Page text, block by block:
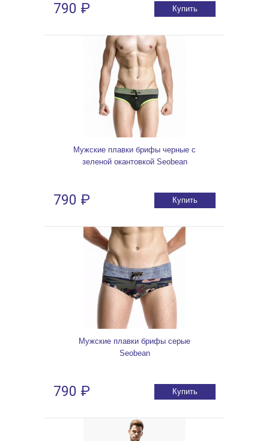
790 ₽ Купить
Мужские плавки брифы черные с
зеленой окантовкой Seobean
790 ₽ Купить
Мужские плавки брифы серые
Seobean
790 ₽ Купить